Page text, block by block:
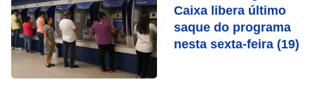
Caixa libera último
saque do programa
nesta sexta-feira (19)